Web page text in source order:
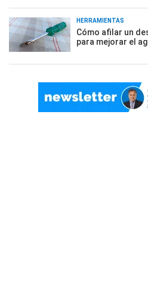
HERRAMIENTAS
Cómo afilar un
para mejorar el